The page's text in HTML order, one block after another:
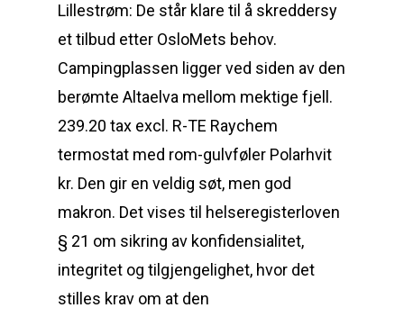
Lil­le­strøm: De står kla­re til å skred­der­sy
et til­bud et­ter OsloMets be­hov.
Campingplassen ligger ved siden av den
berømte Altaelva mellom mektige fjell.
239.20 tax excl. R-TE Raychem
termostat med rom-gulvføler Polarhvit
kr. Den gir en veldig søt, men god
makron. Det vises til helseregisterloven
§ 21 om sikring av konfidensialitet,
integritet og tilgjengelighet, hvor det
stilles krav om at den